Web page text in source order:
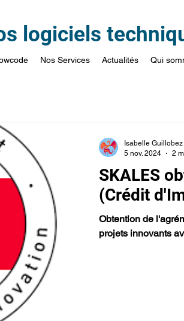
Nos Services Actualités Qui
logiciels
SKALES
(Crédit
Obtention de
projets innovants
Isabelle Guillobez
5 nov. 2024
2